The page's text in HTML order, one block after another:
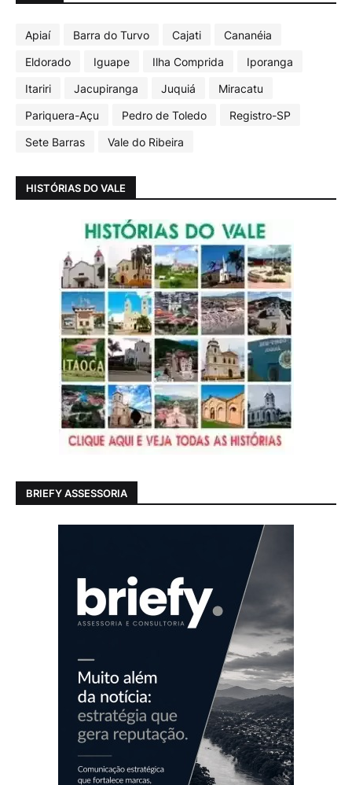
Apiaí Barra do Turvo Cajati
Cananéia
Eldorado
Iguape Ilha Comprida
Iporanga
Itariri
Jacupiranga Juquiá
Miracatu
Pariquera-Açu
Pedro de Toledo
Registro-SP
Sete Barras
Vale do Ribeira
HISTÓRIAS DO VALE
BRIEFY ASSESSORIA